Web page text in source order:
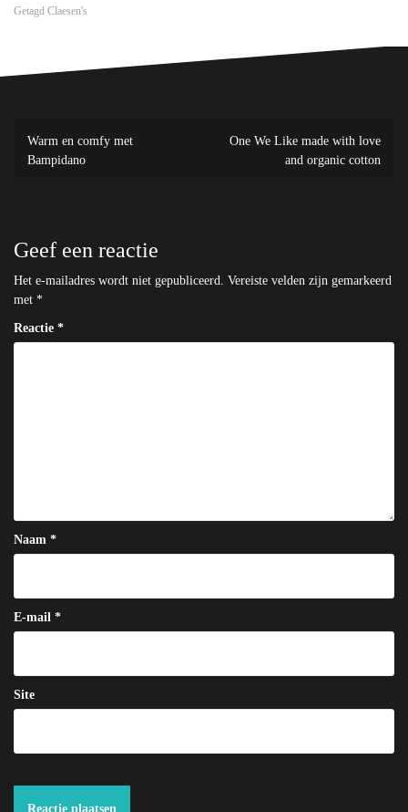
Getagd Claesen's
Bericht
navigatie
Warm en comfy met
Bampidano
One We Like made with love
and organic cotton
Geef een reactie
Het e-mailadres wordt niet gepubliceerd. Vereiste velden zijn gemarkeerd
met *
Reactie *
Naam *
E-mail *
Site